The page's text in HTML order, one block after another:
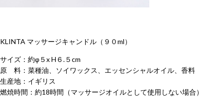
KLINTA マッサージキャンドル（９０ml）
サイズ：約φ５x H６.５cm
原 料：菜種油、ソイワックス、エッセンシャルオイル、香料
生産地：イギリス
燃焼時間：約18時間（マッサージオイルとして使用しない場合）